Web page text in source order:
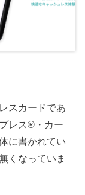
スカードであ
レス®・カー
に書かれてい
くなっていま